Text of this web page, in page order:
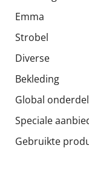
Emma
Strobel
Diverse
Bekleding
Global
Speciale
Gebruikte